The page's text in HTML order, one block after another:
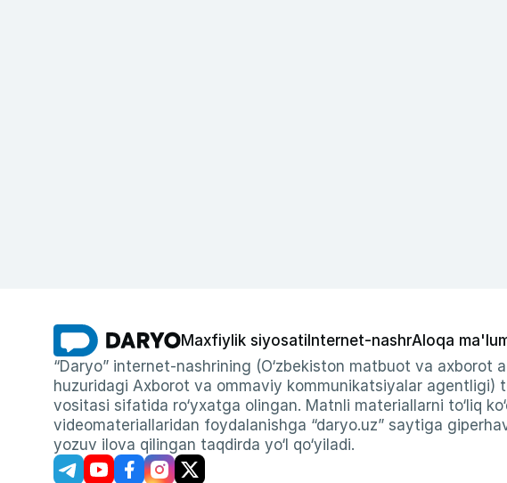
Maxfiylik siyosati Internet-nashrAloqa
“Daryo” internet-nashrining (O‘zbekiston matbuot va axborot
huzuridagi Axborot va ommaviy kommunikatsiyalar
vositasi sifatida ro‘yxatga olingan. Matnli materiallarni to‘liq
videomateriallaridan foydalanishga “daryo.uz” saytiga
yozuv ilova qilingan taqdirda yo‘l qo‘yiladi.